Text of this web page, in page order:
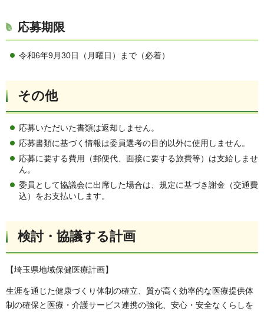
応募期限
令和6年9月30日（月曜日）まで（必着）
その他
応募いただいた書類は返却しません。
応募書類に基づく情報は委員選考の目的以外に使用しません。
応募に要する費用（郵便代、面接に要する旅費等）は支給しませ
ん。
委員として協議会に出席した場合は、規定に基づき謝金（交通費
込）をお支払いします。
検討・協議する計画
【埼玉県地域保健医療計画】
生涯を通じた健康づくり体制の確立、質が高く効率的な医療提供体
制の確保と医療・介護サービス連携の強化、安心・安全なくらしを